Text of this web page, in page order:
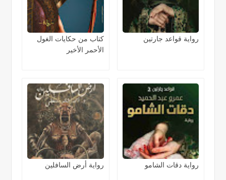
رواية قواعد جارتين
كتاب من حكايات الغول
الأحمر الأخير
رواية دقات الشامو رواية أرض السافلين